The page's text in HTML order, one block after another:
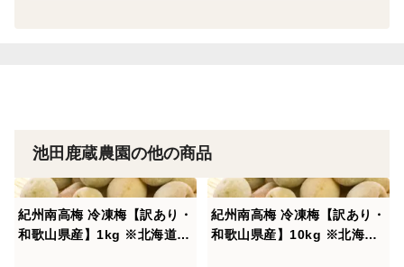
池田鹿蔵農園の他の商品
紀州南高梅 冷凍梅【訳あり・
和歌山県産】1kg ※北海道沖
紀州南高梅 冷凍梅【訳あり・
和歌山県産】10kg ※北海道